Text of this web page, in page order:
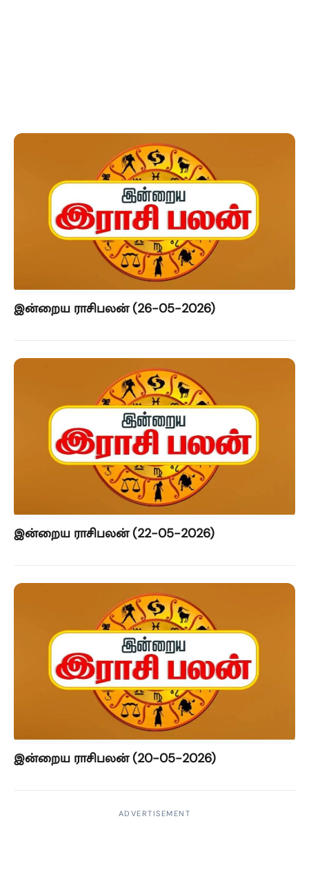
இன்றைய ராசிபலன் (26-05-2026)
இன்றைய ராசிபலன் (22-05-2026)
இன்றைய ராசிபலன் (20-05-2026)
ADVERTISEMENT